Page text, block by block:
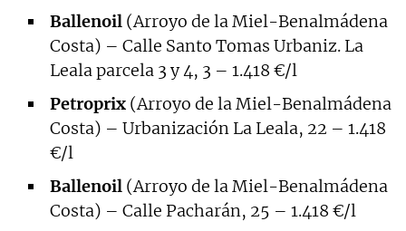
Ballenoil (Arroyo de la Miel-Benalmádena
Costa) – Calle Santo Tomas Urbaniz. La
Leala parcela 3 y 4, 3 – 1.418 €/l
Petroprix (Arroyo de la Miel-Benalmádena
Costa) – Urbanización La Leala, 22 – 1.418
€/l
Ballenoil (Arroyo de la Miel-Benalmádena
Costa) – Calle Pacharán, 25 – 1.418 €/l